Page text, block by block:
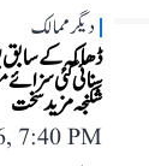
دیگر ممالک
سنائی گئی
شکنجہ مزید سخت
7:40 PM